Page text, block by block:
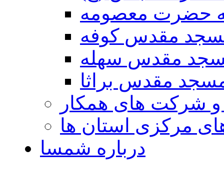
حضرت معصومه
مقدس كوفه
مقدس سهله
مقدس براثا
و شرکت های همکار
مرکزی استان ها
درباره شمسا